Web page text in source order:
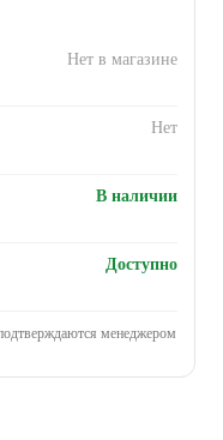
Нет в магазине
Нет
В наличии
Доступно
менеджером